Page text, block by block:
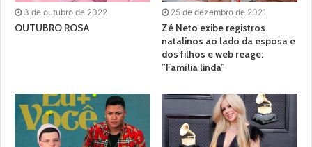
3 de outubro de 2022
OUTUBRO ROSA
25 de dezembro de 2021
Zé Neto exibe registros
natalinos ao lado da esposa e
dos filhos e web reage:
”Família linda”